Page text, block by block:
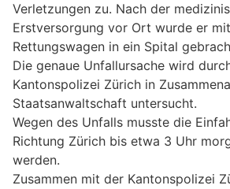
Verletzungen zu. Nach der
Erstversorgung vor Ort wurde er
Rettungswagen in ein Spital
Die genaue Unfallursache wird
Kantonspolizei Zürich in
Staatsanwaltschaft untersucht.
Wegen des Unfalls musste die
Richtung Zürich bis etwa 3 Uhr
werden.
Zusammen mit der Kantonspolizei